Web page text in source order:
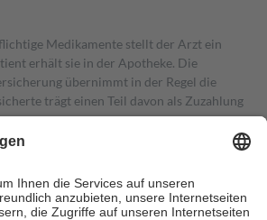
Medikamente stellt der Arzt ein
erhält sie in der Apotheke. Die
übernimmt in der Regel die
trägt einen Teil davon als Zuzahlung
Zuzahlungen in Höhe von zehn
Es sind jedoch nie mehr als die tatsächlichen
entrichten.
auch für Online-Apotheken.